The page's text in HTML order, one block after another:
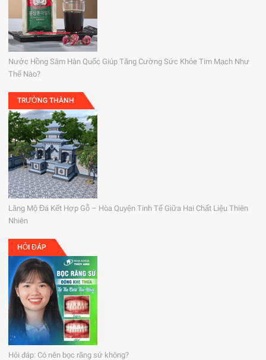
Nước Hồng Sâm Hàn Quốc Giúp Tăng Cường Sức Khỏe Tim Mạch Như
Thế Nào?
TRƯỜNG THÀNH
Lăng Mộ Đá Kết Hợp Gỗ – Hòa Quyện Tinh Tế Giữa Hai Chất Liệu Thiên
Nhiên
HỎI ĐÁP
Hỏi đáp: Có nên bọc răng sứ không?